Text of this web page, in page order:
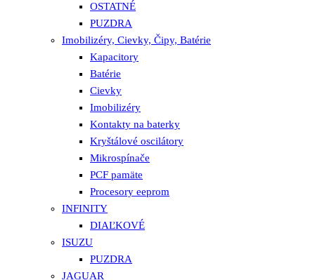
OSTATNÉ
PUZDRA
Imobilizéry, Cievky, Čipy, Batérie
Kapacitory
Batérie
Cievky
Imobilizéry
Kontakty na baterky
Kryštálové oscilátory
Mikrospínače
PCF pamäte
Procesory eeprom
INFINITY
DIAĽKOVÉ
ISUZU
PUZDRA
JAGUAR